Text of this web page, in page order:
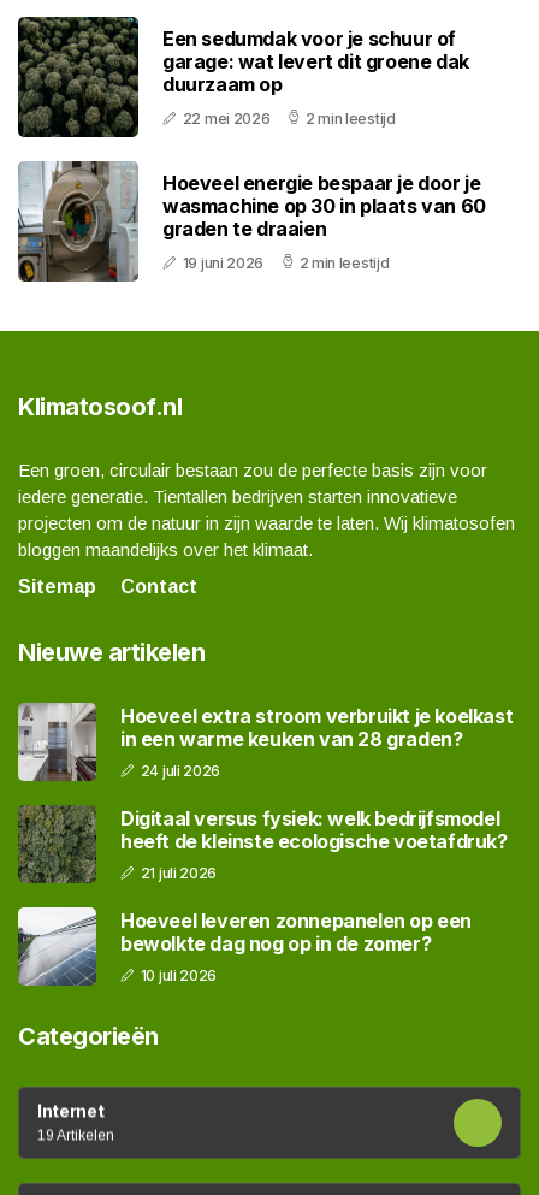
Een sedumdak voor je schuur of
garage: wat levert dit groene dak
duurzaam op
22 mei 2026 2 min leestijd
Hoeveel energie bespaar je door je
wasmachine op 30 in plaats van 60
graden te draaien
19 juni 2026 2 min leestijd
Klimatosoof.nl
Een groen, circulair bestaan zou de perfecte basis zijn voor
iedere generatie. Tientallen bedrijven starten innovatieve
projecten om de natuur in zijn waarde te laten. Wij klimatosofen
bloggen maandelijks over het klimaat.
Sitemap
Contact
Nieuwe artikelen
Hoeveel extra stroom verbruikt je koelkast
in een warme keuken van 28 graden?
24 juli 2026
Digitaal versus fysiek: welk bedrijfsmodel
heeft de kleinste ecologische voetafdruk?
21 juli 2026
Hoeveel leveren zonnepanelen op een
bewolkte dag nog op in de zomer?
10 juli 2026
Categorieën
Internet
19 Artikelen